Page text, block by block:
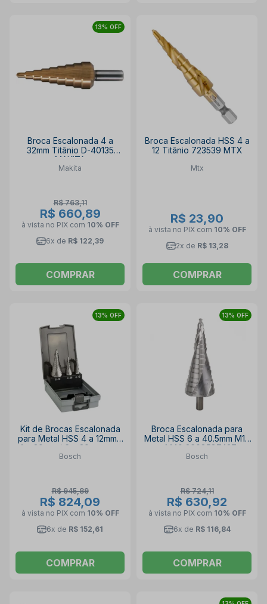
13% OFF
Broca Escalonada 4 a
32mm Titânio D-40135
MAKITA
Makita
R$ 763,11
R$ 660,89
à vista no PIX com 10% OFF
6x de R$ 122,39
COMPRAR
Broca Escalonada HSS 4 a
12 Titânio 723539 MTX
Mtx
R$ 23,90
à vista no PIX com 10% OFF
2x de R$ 13,28
COMPRAR
13% OFF
Kit de Brocas Escalonada
para Metal HSS 4 a 12mm /
4 a 20mm / 6 a 30mm com
3 Peças 2608587426
Bosch
R$ 945,89
R$ 824,09
à vista no PIX com 10% OFF
6x de R$ 152,61
COMPRAR
13% OFF
Broca Escalonada para
Metal HSS 6 a 40.5mm M10
a M40 2608587427
BOSCH
Bosch
R$ 724,11
R$ 630,92
à vista no PIX com 10% OFF
6x de R$ 116,84
COMPRAR